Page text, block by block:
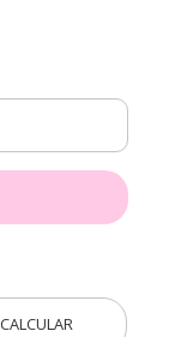
CALCULAR